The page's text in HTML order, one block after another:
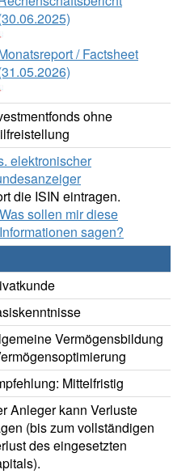
/ Factsheet
ohne
elektronischer
die ISIN eintragen.
Was sollen mir diese
Informationen sagen?
Vermögensbildung
Mittelfristig
Anleger kann Verluste
(bis zum vollständigen
des eingesetzten